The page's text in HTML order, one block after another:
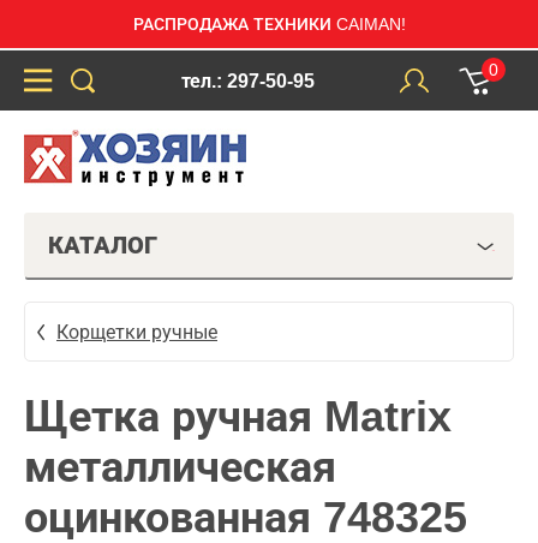
РАСПРОДАЖА ТЕХНИКИ CAIMAN!
тел.: 297-50-95
0
КАТАЛОГ
Корщетки ручные
Щетка ручная Matrix
металлическая
оцинкованная 748325